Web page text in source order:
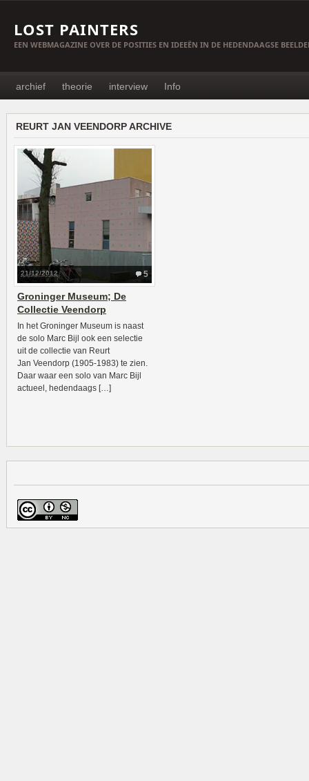
LOST PAINTERS
EEN WEBMAGAZINE OVER DE POSITIES EN IDEEËN IN DE HEDENDAAGSE
archief theorie interview Info
REURT JAN VEENDORP ARCHIVE
5
21/12/2012
Groninger Museum; De
Collectie Veendorp
In het Groninger Museum is naast
de solo Marc Bijl ook een selectie
uit de collectie van Reurt
Jan Veendorp (1905-1983) te zien.
Daar waar een solo van Marc Bijl
actueel, hedendaags […]